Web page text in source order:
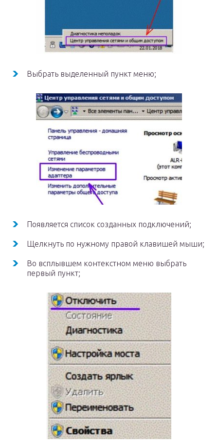
Выбрать выделенный пункт меню;
Появляется список созданных подключений;
Щелкнуть по нужному правой клавишей мыши;
Во всплывшем контекстном меню выбрать
первый пункт;